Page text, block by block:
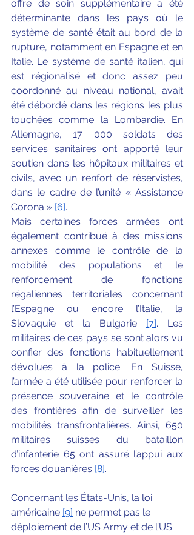
offre de soin supplémentaire a été
déterminante dans les pays où le
système de santé était au bord de la
rupture, notamment en Espagne et en
Italie. Le système de santé italien, qui
est régionalisé et donc assez peu
coordonné au niveau national, avait
été débordé dans les régions les plus
touchées comme la Lombardie. En
Allemagne, 17 000 soldats des
services sanitaires ont apporté leur
soutien dans les hôpitaux militaires et
civils, avec un renfort de réservistes,
dans le cadre de l’unité « Assistance
Corona » [6].
Mais certaines forces armées ont
également contribué à des missions
annexes comme le contrôle de la
mobilité des populations et le
renforcement de fonctions
régaliennes territoriales concernant
l’Espagne ou encore l’Italie, la
Slovaquie et la Bulgarie [7]. Les
militaires de ces pays se sont alors vu
confier des fonctions habituellement
dévolues à la police. En Suisse,
l’armée a été utilisée pour renforcer la
présence souveraine et le contrôle
des frontières afin de surveiller les
mobilités transfrontalières. Ainsi, 650
militaires suisses du bataillon
d’infanterie 65 ont assuré l’appui aux
forces douanières [8].
Concernant les États-Unis, la loi
américaine [9] ne permet pas le
déploiement de l’US Army et de l’US